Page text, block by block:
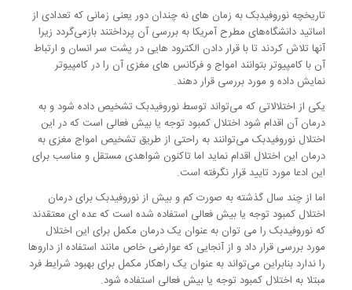
تاریخچه نوروفیدبک به زمان های نه چندان دور یعنی زمانی که تعدادی از
اساتید دانشگاه‌های مطرح آمریکا به بررسی آن پرداختند بازمی‌گردد زیرا
آنها تلاش کردند تا با قرار دادن الکترود هایی در پشت سر انسان و ارتباط
آن با کامپیوتر بتوانند امواج و فرکانس های مغزی آن را در کامپیوتر
نمایش داده و مورد بررسی قرار دهند.
یکی از اختلالاتی که می‌تواند توسط نوروفیدبک تشخیص داده شود و به
درمان آن اقدام شود اختلال کمبود توجه یا بیش فعالی است که در این
اختلال نوروفیدبک می‌توانند به راحتی از طریق تشخیص امواج مغزی به
درمان این اختلال اقدام نماید اما تاکنون شواهدی مستقل و مناسب برای
این ادعا مورد تایید قرار نگرفته است.
اما از چند سال گذشته به صورت کم و بیش از نوروفیدبک برای درمان
اختلال کمبود توجه یا بیش فعالی استفاده شده است که عده ای معتقدند
که نوروفیدبک را می توان به عنوان یک درمان مکمل برای این اختلال
مورد بررسی قرار داد و از آنجایی که عوارضی خاص مانند استفاده از داروها
را ندارد بنابراین می‌تواند به عنوان یک راهکار مکمل برای بهبود شرایط فرد
مبتلا به اختلال کمبود توجه یا بیش فعالی استفاده شود.